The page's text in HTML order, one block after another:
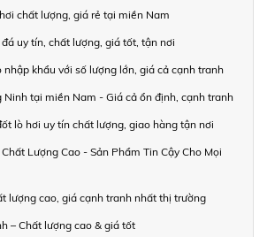
chất lượng, giá rẻ tại miền Nam
uy tín, chất lượng, giá tốt, tận nơi
nhập khẩu với số lượng lớn, giá cả cạnh tranh
Ninh tại miền Nam - Giá cả ổn định, cạnh tranh
lò hơi uy tín chất lượng, giao hàng tận nơi
Lượng Cao - Sản Phẩm Tin Cậy Cho Mọi
lượng cao, giá cạnh tranh nhất thị trường
– Chất lượng cao & giá tốt